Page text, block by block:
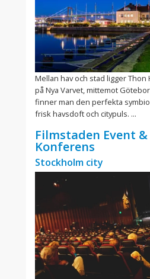
Mellan hav och stad ligger Thon
på Nya Varvet, mittemot
finner man den perfekta
frisk havsdoft och citypuls. ...
Filmstaden Event &
Konferens
Stockholm city